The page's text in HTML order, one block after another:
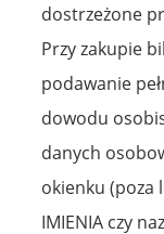
dostrzeżone
Przy zakupie
podawanie
dowodu
danych
okienku (poza
IMIENIA czy